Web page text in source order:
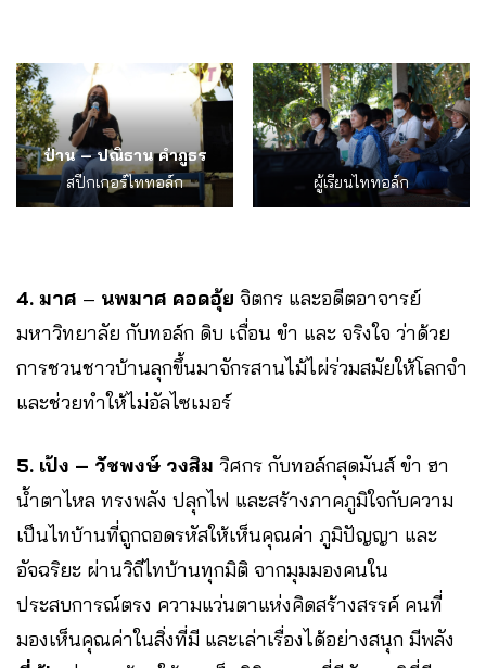
ป่าน – ปณิธาน คำภูธร
สปีกเกอร์ไททอล์ก
ผู้เรียนไททอล์ก
4. มาศ – นพมาศ คอดอุ้ย จิตกร และอดีตอาจารย์
มหาวิทยาลัย กับทอล์ก ดิบ เถื่อน ขำ และ จริงใจ ว่าด้วย
การชวนชาวบ้านลุกขึ้นมาจักรสานไม้ไผ่ร่วมสมัยให้โลกจำ
และช่วยทำให้ไม่อัลไซเมอร์
5. เป้ง – วัชพงษ์ วงสิม วิศกร กับทอล์กสุดมันส์ ขำ ฮา
น้ำตาไหล ทรงพลัง ปลุกไฟ และสร้างภาคภูมิใจกับความ
เป็นไทบ้านที่ถูกถอดรหัสให้เห็นคุณค่า ภูมิปัญญา และ
อัจฉริยะ ผ่านวิถีไทบ้านทุกมิติ จากมุมมองคนใน
ประสบการณ์ตรง ความแว่นตาแห่งคิดสร้างสรรค์ คนที่
มองเห็นคุณค่าในสิ่งที่มี และเล่าเรื่องได้อย่างสนุก มีพลัง